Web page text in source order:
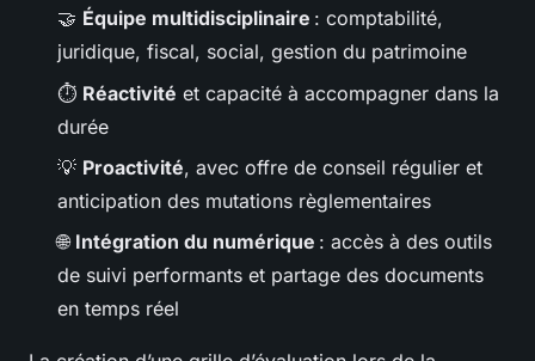
🤝 Équipe multidisciplinaire : comptabilité,
juridique, fiscal, social, gestion du patrimoine
⏱️ Réactivité et capacité à accompagner dans la
durée
💡 Proactivité, avec offre de conseil régulier et
anticipation des mutations règlementaires
🌐 Intégration du numérique : accès à des outils
de suivi performants et partage des documents
en temps réel